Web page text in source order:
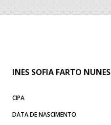
INES SOFIA FARTO NUNES
CIPA
DATA DE NASCIMENTO